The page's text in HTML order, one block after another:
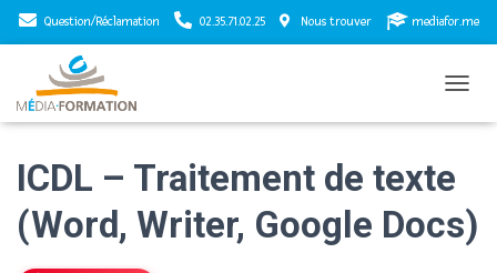
Question/Réclamation 02.35.71.02.25 Nous trouver mediafor.me
O
N
ICDL – Traitement de texte
(Word, Writer, Google Docs)